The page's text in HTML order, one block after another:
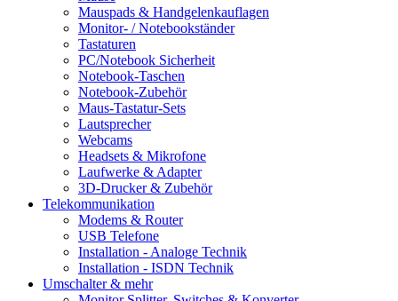
Mauspads & Handgelenkauflagen
Monitor- / Notebookständer
Tastaturen
PC/Notebook Sicherheit
Notebook-Taschen
Notebook-Zubehör
Maus-Tastatur-Sets
Lautsprecher
Webcams
Headsets & Mikrofone
Laufwerke & Adapter
3D-Drucker & Zubehör
Telekommunikation
Modems & Router
USB Telefone
Installation - Analoge Technik
Installation - ISDN Technik
Umschalter & mehr